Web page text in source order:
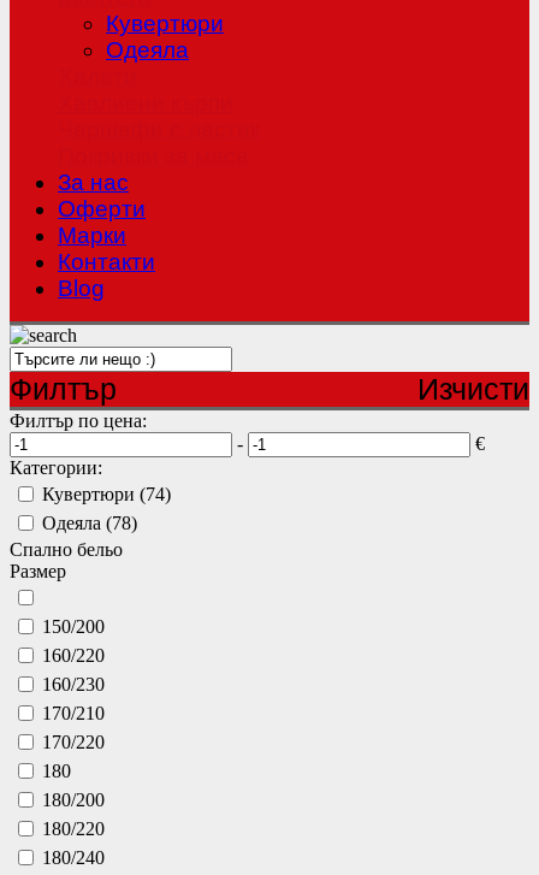
Кувертюри
Одеяла
За нас
Оферти
Mарки
Контакти
Blog
Филтър Изчисти
Филтър по цена:
-
€
Категории:
Кувертюри (74)
Одеяла (78)
Спално бельо
Размер
150/200
160/220
160/230
170/210
170/220
180
180/200
180/220
180/240